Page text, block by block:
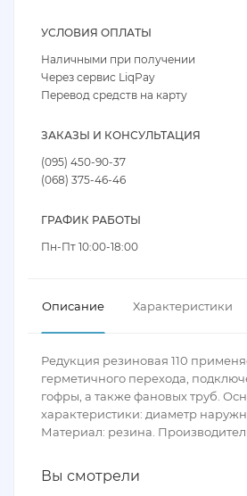
УСЛОВИЯ ОПЛАТЫ
Наличными при получении
Через сервис LiqPay
Перевод средств на карту
ЗАКАЗЫ И КОНСУЛЬТАЦИЯ
(095) 450-90-37
(068) 375-46-46
ГРАФИК РАБОТЫ
Пн-Пт 10:00-18:00
Описание Характеристики
Редукция резиновая 110
герметичного перехода,
гофры, а также фановых труб.
характеристики: диаметр
Материал: резина.
Вы смотрели